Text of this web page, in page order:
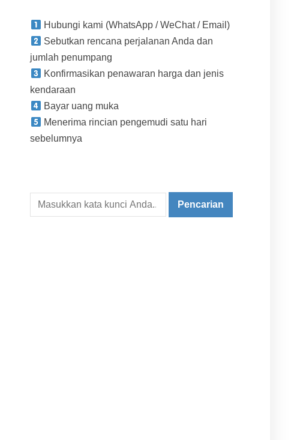
Hubungi kami (WhatsApp / WeChat / Email)
Sebutkan rencana perjalanan Anda dan
jumlah penumpang
Konfirmasikan penawaran harga dan jenis
kendaraan
Bayar uang muka
Menerima rincian pengemudi satu hari
sebelumnya